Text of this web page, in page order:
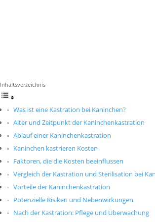
Inhaltsverzeichnis
Was ist eine Kastration bei Kaninchen?
Alter und Zeitpunkt der Kaninchenkastration
Ablauf einer Kaninchenkastration
Kaninchen kastrieren Kosten
Faktoren, die die Kosten beeinflussen
Vergleich der Kastration und Sterilisation bei
Vorteile der Kaninchenkastration
Potenzielle Risiken und Nebenwirkungen
Nach der Kastration: Pflege und Überwachung